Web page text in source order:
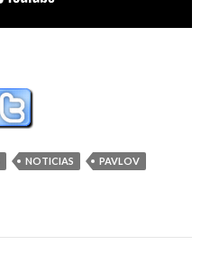
NOTICIAS
PAVLOV